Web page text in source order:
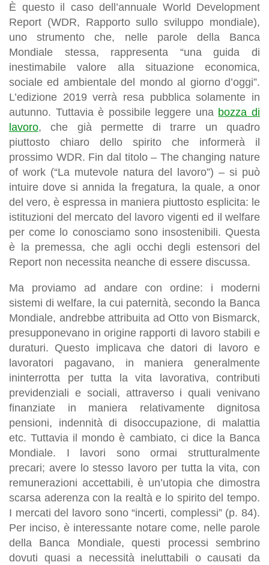
È questo il caso dell’annuale World Development
Report (WDR, Rapporto sullo sviluppo mondiale),
uno strumento che, nelle parole della Banca
Mondiale stessa, rappresenta “una guida di
inestimabile valore alla situazione economica,
sociale ed ambientale del mondo al giorno d’oggi”.
L’edizione 2019 verrà resa pubblica solamente in
autunno. Tuttavia è possibile leggere una bozza di
lavoro, che già permette di trarre un quadro
piuttosto chiaro dello spirito che informerà il
prossimo WDR. Fin dal titolo – The changing nature
of work(“La mutevole natura del lavoro”) – si può
intuire dove si annida la fregatura, la quale, a onor
del vero, è espressa in maniera piuttosto esplicita: le
istituzioni del mercato del lavoro vigenti ed il welfare
per come lo conosciamo sono insostenibili. Questa
è la premessa, che agli occhi degli estensori del
Report non necessita neanche di essere discussa.
Ma proviamo ad andare con ordine: i moderni
sistemi di welfare, la cui paternità, secondo la Banca
Mondiale, andrebbe attribuita ad Otto von Bismarck,
presupponevano in origine rapporti di lavoro stabili e
duraturi. Questo implicava che datori di lavoro e
lavoratori pagavano, in maniera generalmente
ininterrotta per tutta la vita lavorativa, contributi
previdenziali e sociali, attraverso i quali venivano
finanziate in maniera relativamente dignitosa
pensioni, indennità di disoccupazione, di malattia
etc. Tuttavia il mondo è cambiato, ci dice la Banca
Mondiale. I lavori sono ormai strutturalmente
precari; avere lo stesso lavoro per tutta la vita, con
remunerazioni accettabili, è un’utopia che dimostra
scarsa aderenza con la realtà e lo spirito del tempo.
I mercati del lavoro sono “incerti, complessi” (p. 84).
Per inciso, è interessante notare come, nelle parole
della Banca Mondiale, questi processi sembrino
dovuti quasi a necessità ineluttabili o causati da